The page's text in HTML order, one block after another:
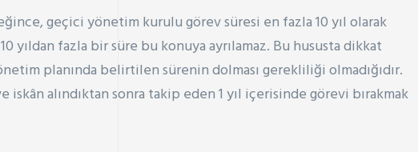
geçici yönetim kurulu görev süresi en fazla 10 yıl olarak
10 yıldan fazla bir süre bu konuya ayrılamaz. Bu hususta dikkat
planında belirtilen sürenin dolması gerekliliği olmadığıdır.
iskân alındıktan sonra takip eden 1 yıl içerisinde görevi bırakmak